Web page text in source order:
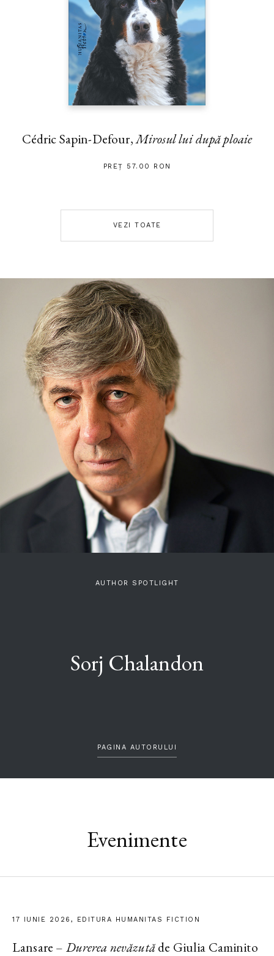
Cédric Sapin-Defour,Mirosul lui după ploaie
PREȚ 57.00 RON
VEZI TOATE
AUTHOR SPOTLIGHT
Sorj Chalandon
PAGINA AUTORULUI
Evenimente
17 IUNIE 2026, EDITURA HUMANITAS FICTION
Lansare – Durerea nevăzutăde Giulia Caminito